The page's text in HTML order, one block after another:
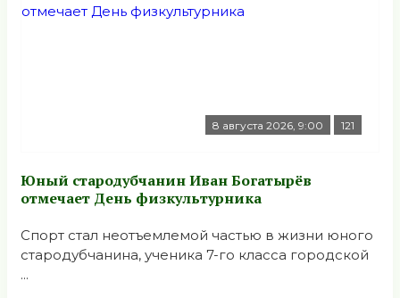
8 августа 2026, 9:00 121
Юный стародубчанин Иван Богатырёв
отмечает День физкультурника
Спорт стал неотъемлемой частью в жизни юного
стародубчанина, ученика 7-го класса городской
...